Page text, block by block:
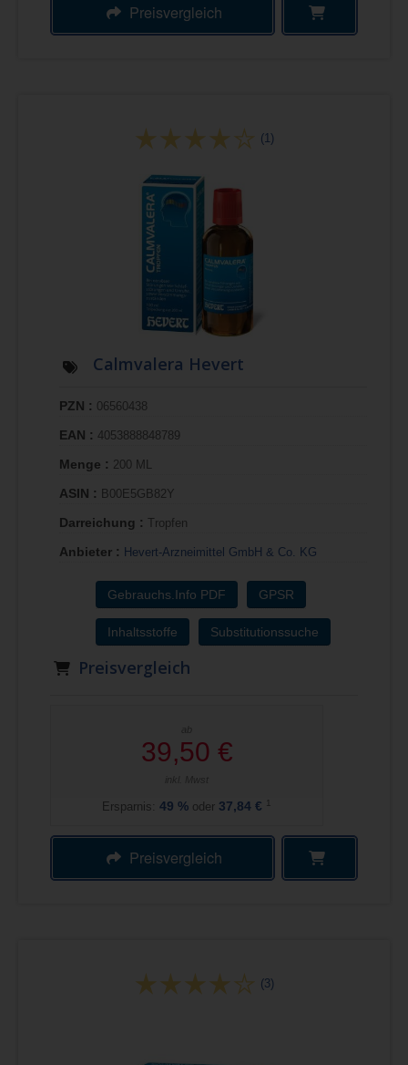
Preisvergleich
(1)
Calmvalera Hevert
PZN : 06560438
EAN : 4053888848789
Menge : 200 ML
ASIN : B00E5GB82Y
Darreichung : Tropfen
Anbieter : Hevert-Arzneimittel GmbH & Co. KG
Gebrauchs.Info PDF GPSR
Inhaltsstoffe Substitutionssuche
Preisvergleich
ab
39,50 €
inkl. Mwst
Ersparnis: 49 % oder 37,84 € 1
Preisvergleich
(3)